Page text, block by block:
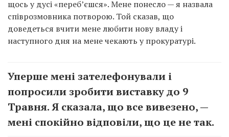
щось у дусі «переб’єшся». Мене понесло — я назвала
співрозмовника потворою. Той сказав, що
доведеться вчити мене любити нову владу і
наступного дня на мене чекають у прокуратурі.
Уперше мені зателефонували і
попросили зробити виставку до 9
Травня. Я сказала, що все вивезено, —
мені спокійно відповіли, що це не так.